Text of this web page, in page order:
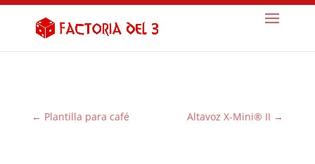
← Plantilla para café Altavoz X-Mini® II →